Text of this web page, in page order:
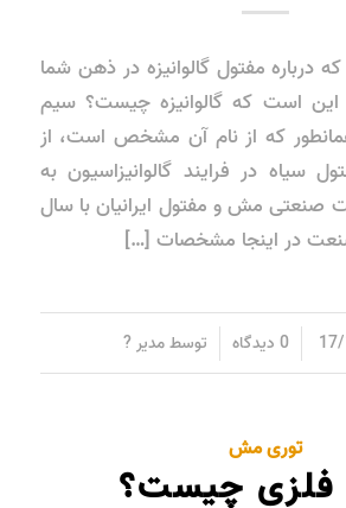
درباره مفتول گالوانیزه در ذهن شما
این است که گالوانیزه چیست؟ سیم
همانطور که از نام آن مشخص است، از
سیاه در فرایند گالوانیزاسیون به
مش و مفتول ایرانیان با سال
در اینجا مشخصات […]
0 دیدگاه توسطمدیر ?
توری مش
چیست؟